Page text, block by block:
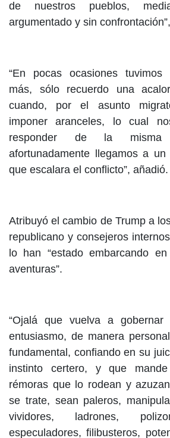
de nuestros pueblos,
argumentado y sin
“En pocas ocasiones tuvimos
más, sólo recuerdo una
cuando, por el asunto
imponer aranceles, lo cual
responder de la misma
afortunadamente llegamos a
que escalara el conflicto”, añadió.
Atribuyó el cambio de Trump a
republicano y consejeros
lo han “estado embarcando
aventuras”.
“Ojalá que vuelva a gobernar
entusiasmo, de manera
fundamental, confiando en su
instinto certero, y que
rémoras que lo rodean y
se trate, sean paleros,
vividores, ladrones,
especuladores, filibusteros,